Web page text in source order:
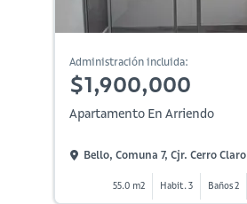
Administración incluida:
$1,900,000
Apartamento En Arriendo
Bello, Comuna 7, Cjr. Cerro Claro
55.0 m2 Habit. 3 Baños 2